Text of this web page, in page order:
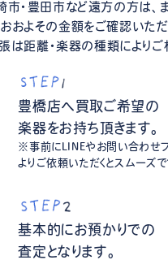
市・豊田市など遠方の方は、
おおよその金額をご確認いただ
は距離・楽器の種類によりご
豊橋店へ買取ご希望の
楽器をお持ち頂きます。
※事前にLINEやお問い合わせ
よりご依頼いただくとスムーズで
基本的にお預かりでの
査定となります。